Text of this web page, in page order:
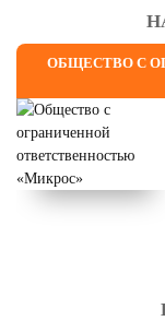
ОБЩЕСТВО С